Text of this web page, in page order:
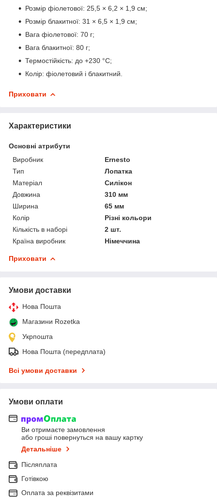
Розмір фіолетової: 25,5 × 6,2 × 1,9 см;
Розмір блакитної: 31 × 6,5 × 1,9 см;
Вага фіолетової: 70 г;
Вага блакитної: 80 г;
Термостійкість: до +230 °C;
Колір: фіолетовий і блакитний.
Приховати
Характеристики
Основні атрибути
Виробник
Ernesto
Тип
Лопатка
Матеріал
Силікон
Довжина
310 мм
Ширина
65 мм
Колір
Різні кольори
Кількість в наборі
2 шт.
Країна виробник
Німеччина
Приховати
Умови доставки
Нова Пошта
Магазини Rozetka
Укрпошта
Нова Пошта (передплата)
Всі умови доставки
Умови оплати
Ви отримаєте замовлення
або гроші повернуться на вашу картку
Детальніше
Післяплата
Готівкою
Оплата за реквізитами